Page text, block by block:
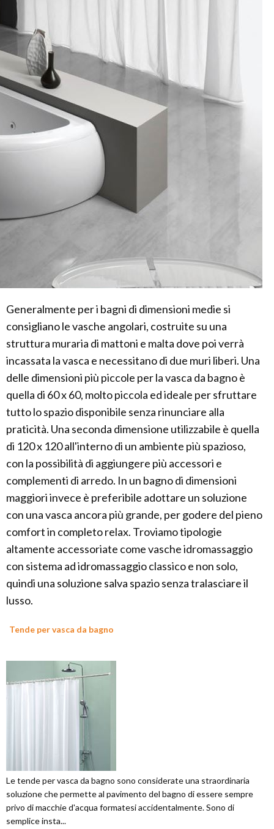
Generalmente per i bagni di dimensioni medie si
consigliano le vasche angolari, costruite su una
struttura muraria di mattoni e malta dove poi verrà
incassata la vasca e necessitano di due muri liberi. Una
delle dimensioni più piccole per la vasca da bagno è
quella di 60 x 60, molto piccola ed ideale per sfruttare
tutto lo spazio disponibile senza rinunciare alla
praticità. Una seconda dimensione utilizzabile è quella
di 120 x 120 all'interno di un ambiente più spazioso,
con la possibilità di aggiungere più accessori e
complementi di arredo. In un bagno di dimensioni
maggiori invece è preferibile adottare un soluzione
con una vasca ancora più grande, per godere del pieno
comfort in completo relax. Troviamo tipologie
altamente accessoriate come vasche idromassaggio
con sistema ad idromassaggio classico e non solo,
quindi una soluzione salva spazio senza tralasciare il
lusso.
Tende per vasca da bagno
Le tende per vasca da bagno sono considerate una straordinaria
soluzione che permette al pavimento del bagno di essere sempre
privo di macchie d'acqua formatesi accidentalmente. Sono di
semplice insta...